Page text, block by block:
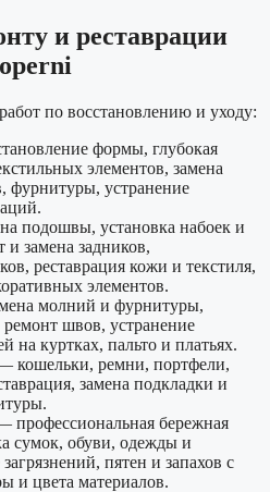
и реставрации
по восстановлению и уходу:
формы, глубокая
элементов, замена
фурнитуры, устранение
подошвы, установка набоек и
замена задников,
реставрация кожи и текстиля,
элементов.
молний и фурнитуры,
швов, устранение
на куртках, пальто и платьях.
кошельки, ремни, портфели,
замена подкладки и
профессиональная бережная
сумок, обуви, одежды и
пятен и запахов с
и цвета материалов.